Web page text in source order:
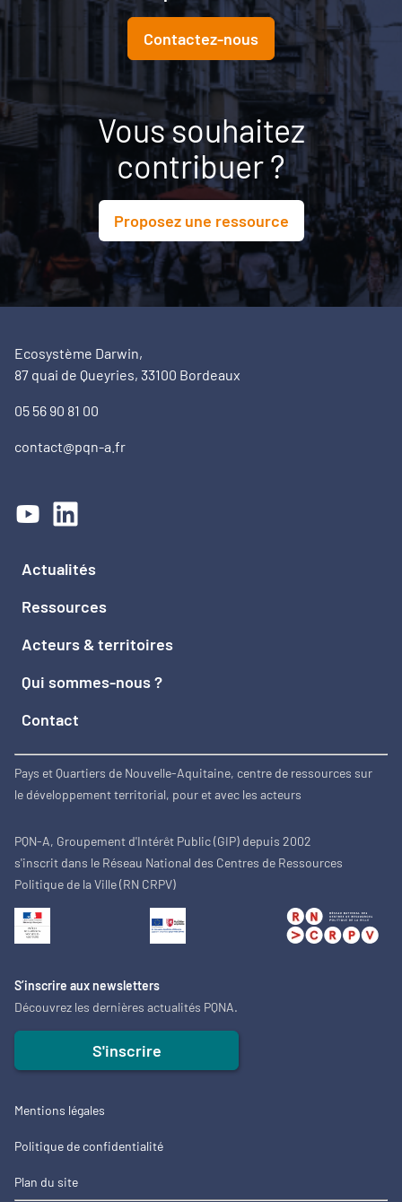
Contactez-nous
Vous souhaitez
contribuer ?
Proposez une ressource
Ecosystème Darwin,
87 quai de Queyries, 33100 Bordeaux
05 56 90 81 00
contact@pqn-a.fr
Actualités
Ressources
Acteurs & territoires
Qui sommes-nous ?
Contact
Pays et Quartiers de Nouvelle-Aquitaine, centre de ressources sur
le développement territorial, pour et avec les acteurs
PQN-A, Groupement d'Intérêt Public (GIP) depuis 2002
s'inscrit dans le Réseau National des Centres de Ressources
Politique de la Ville (RN CRPV)
S’inscrire aux newsletters
Découvrez les dernières actualités PQNA.
S'inscrire
Mentions légales
Politique de confidentialité
Plan du site